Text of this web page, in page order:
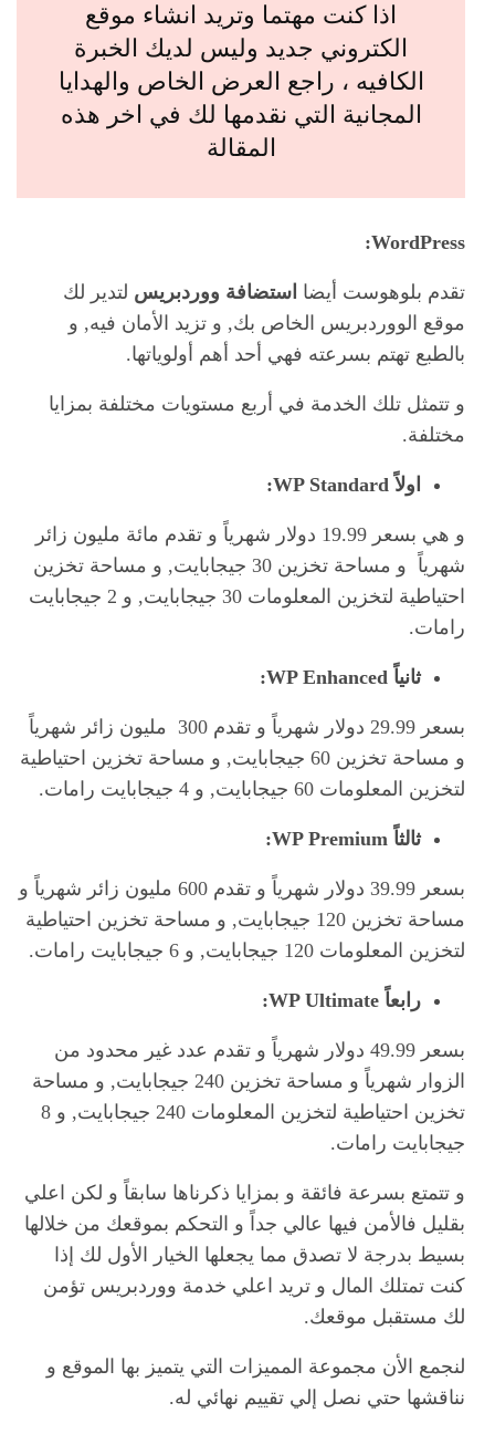
اذا كنت مهتما وتريد انشاء موقع
الكتروني جديد وليس لديك الخبرة
الكافيه ، راجع العرض الخاص والهدايا
المجانية التي نقدمها لك في اخر هذه
المقالة
WordPress:
تقدم بلوهوست أيضا استضافة ووردبريس لتدير لك
موقع الووردبريس الخاص بك, و تزيد الأمان فيه, و
بالطبع تهتم بسرعته فهي أحد أهم أولوياتها.
و تتمثل تلك الخدمة في أربع مستويات مختلفة بمزايا
مختلفة.
اولاً WP Standard:
و هي بسعر 19.99 دولار شهرياً و تقدم مائة مليون زائر
شهرياً و مساحة تخزين 30 جيجابايت, و مساحة تخزين
احتياطية لتخزين المعلومات 30 جيجابايت, و 2 جيجابايت
رامات.
ثانياً WP Enhanced
:
بسعر 29.99 دولار شهرياً و تقدم 300 مليون زائر شهرياً
و مساحة تخزين 60 جيجابايت, و مساحة تخزين احتياطية
لتخزين المعلومات 60 جيجابايت, و 4 جيجابايت رامات.
ثالثاً
بسعر 39.99 دولار شهرياً و تقدم 600 مليون زائر شهرياً و
مساحة تخزين 120 جيجابايت, و مساحة تخزين احتياطية
لتخزين المعلومات 120 جيجابايت, و 6 جيجابايت رامات.
رابعاً
بسعر 49.99 دولار شهرياً و تقدم عدد غير محدود من
الزوار شهرياً و مساحة تخزين 240 جيجابايت, و مساحة
تخزين احتياطية لتخزين المعلومات 240 جيجابايت, و 8
جيجابايت رامات.
و تتمتع بسرعة فائقة و بمزايا ذكرناها سابقاً و لكن اعلي
بقليل فالأمن فيها عالي جداً و التحكم بموقعك من خلالها
بسيط بدرجة لا تصدق مما يجعلها الخيار الأول لك إذا
كنت تمتلك المال و تريد اعلي خدمة ووردبريس تؤمن
لك مستقبل موقعك.
لنجمع الأن مجموعة المميزات التي يتميز بها الموقع و
نناقشها حتي نصل إلي تقييم نهائي له.